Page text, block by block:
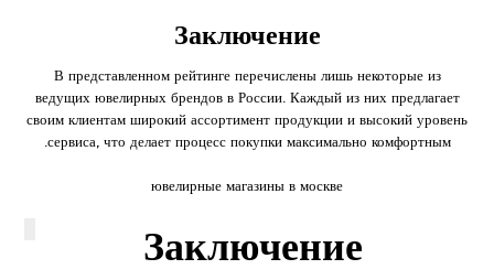
Заключение
В представленном рейтинге перечислены лишь некоторые из
ведущих ювелирных брендов в России. Каждый из них предлагает
своим клиентам широкий ассортимент продукции и высокий уровень
сервиса, что делает процесс покупки максимально комфортным.
ювелирные магазины в москве
Заключение